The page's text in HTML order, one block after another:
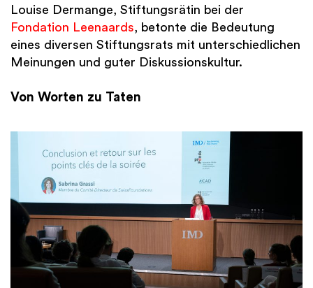
Louise Dermange, Stiftungsrätin bei der
Fondation Leenaards, betonte die Bedeutung
eines diversen Stiftungsrats mit unterschiedlichen
Meinungen und guter Diskussionskultur.
Von Worten zu Taten